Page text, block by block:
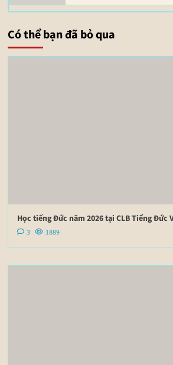
Có thể bạn đã bỏ qua
Học tiếng Đức năm 2026 tại CLB Tiếng Đức
3 1889